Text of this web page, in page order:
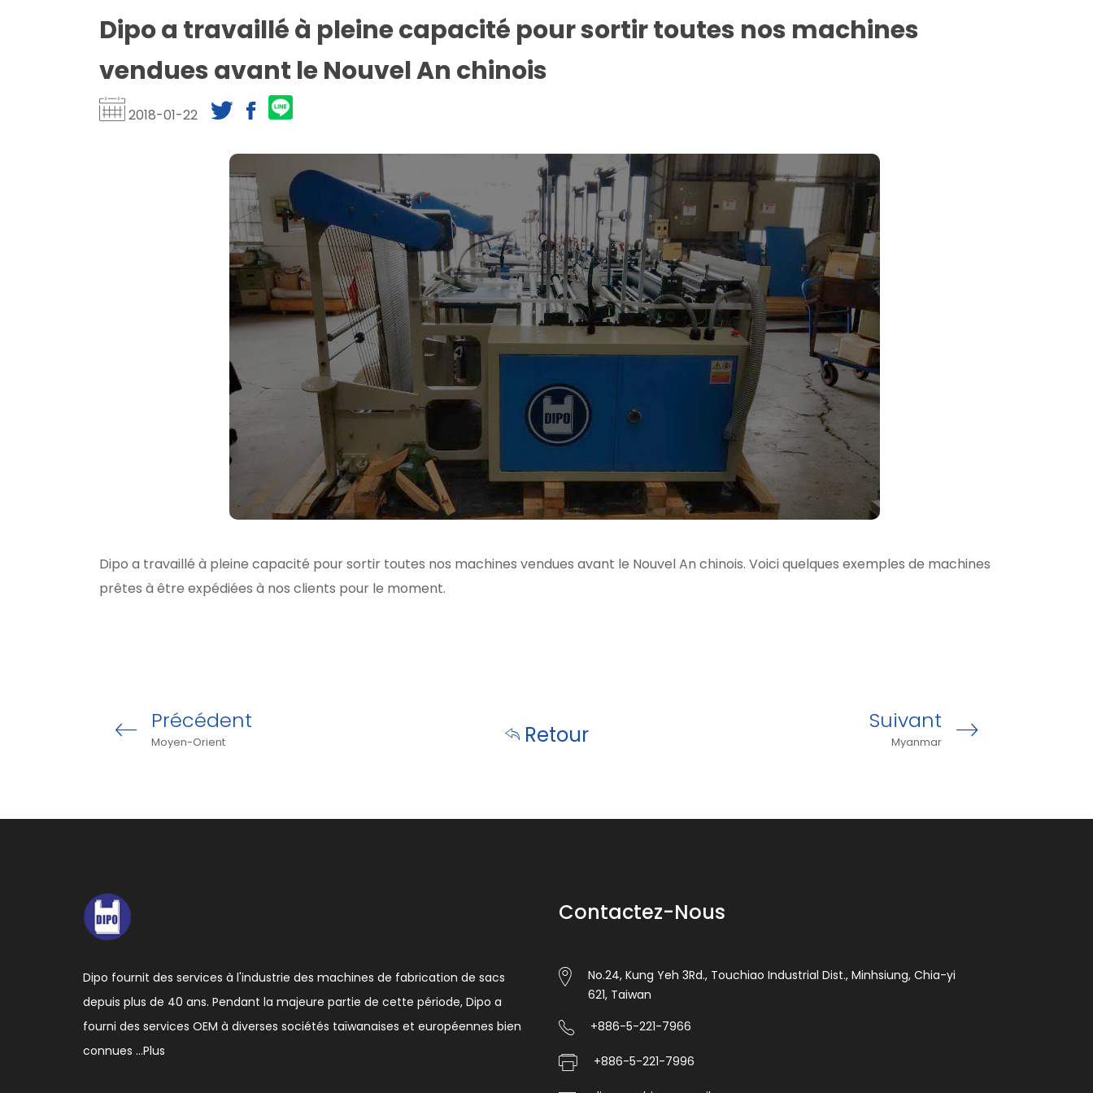
Dipo a travaillé à pleine capacité pour sortir toutes nos machines
vendues avant le Nouvel An chinois
2018-01-22
Dipo a travaillé à pleine capacité pour sortir toutes nos machines vendues avant le Nouvel An chinois. Voici quelques exemples de machines
prêtes à être expédiées à nos clients pour le moment.
Précédent
Moyen-Orient Retour
Suivant
Myanmar
Dipo fournit des services à l'industrie des machines de fabrication de sacs
depuis plus de 40 ans. Pendant la majeure partie de cette période, Dipo a
fourni des services OEM à diverses sociétés taïwanaises et européennes bien
connues …Plus
Contactez-Nous
No.24, Kung Yeh 3Rd., Touchiao Industrial Dist., Minhsiung, Chia-yi
621, Taiwan
+886-5-221-7966
+886-5-221-7996